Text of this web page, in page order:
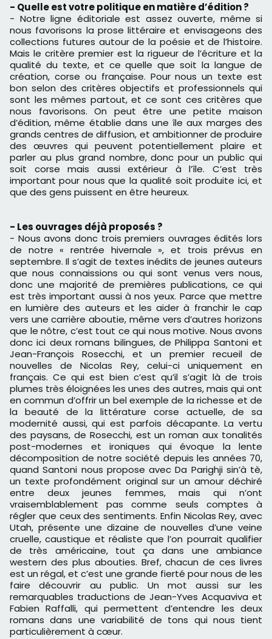
- Quelle est votre politique en matière d’édition ?
- Notre ligne éditoriale est assez ouverte, même si
nous favorisons la prose littéraire et envisageons des
collections futures autour de la poésie et de l’histoire.
Mais le critère premier est la rigueur de l’écriture et la
qualité du texte, et ce quelle que soit la langue de
création, corse ou française. Pour nous un texte est
bon selon des critères objectifs et professionnels qui
sont les mêmes partout, et ce sont ces critères que
nous favorisons. On peut être une petite maison
d’édition, même établie dans une île aux marges des
grands centres de diffusion, et ambitionner de produire
des œuvres qui peuvent potentiellement plaire et
parler au plus grand nombre, donc pour un public qui
soit corse mais aussi extérieur à l’île. C’est très
important pour nous que la qualité soit produite ici, et
que des gens puissent en être heureux.
- Les ouvrages déjà proposés ?
- Nous avons donc trois premiers ouvrages édités lors
de notre « rentrée hivernale », et trois prévus en
septembre. Il s’agit de textes inédits de jeunes auteurs
que nous connaissions ou qui sont venus vers nous,
donc une majorité de premières publications, ce qui
est très important aussi à nos yeux. Parce que mettre
en lumière des auteurs et les aider à franchir le cap
vers une carrière aboutie, même vers d’autres horizons
que le nôtre, c’est tout ce qui nous motive. Nous avons
donc ici deux romans bilingues, de Philippa Santoni et
Jean-François Rosecchi, et un premier recueil de
nouvelles de Nicolas Rey, celui-ci uniquement en
français. Ce qui est bien c’est qu’il s’agit là de trois
plumes très éloignées les unes des autres, mais qui ont
en commun d’offrir un bel exemple de la richesse et de
la beauté de la littérature corse actuelle, de sa
modernité aussi, qui est parfois décapante. La vertu
des paysans, de Rosecchi, est un roman aux tonalités
post-modernes et ironiques qui évoque la lente
décomposition de notre société depuis les années 70,
quand Santoni nous propose avec Da Parighji sin’à tè,
un texte profondément original sur un amour déchiré
entre deux jeunes femmes, mais qui n’ont
vraisemblablement pas comme seuls comptes à
régler que ceux des sentiments. Enfin Nicolas Rey, avec
Utah, présente une dizaine de nouvelles d’une veine
cruelle, caustique et réaliste que l’on pourrait qualifier
de très américaine, tout ça dans une ambiance
western des plus abouties. Bref, chacun de ces livres
est un régal, et c’est une grande fierté pour nous de les
faire découvrir au public. Un mot aussi sur les
remarquables traductions de Jean-Yves Acquaviva et
Fabien Raffalli, qui permettent d’entendre les deux
romans dans une variabilité de tons qui nous tient
particulièrement à cœur.